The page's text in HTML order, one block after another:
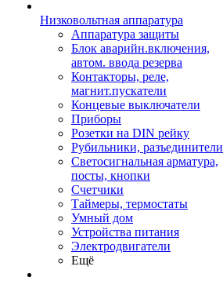
Низковольтная аппаратура
Аппаратура защиты
Блок аварийн.включения,
автом. ввода резерва
Контакторы, реле,
магнит.пускатели
Концевые выключатели
Приборы
Розетки на DIN рейку
Рубильники, разъединители
Светосигнальная арматура,
посты, кнопки
Счетчики
Таймеры, термостаты
Умный дом
Устройства питания
Электродвигатели
Ещё